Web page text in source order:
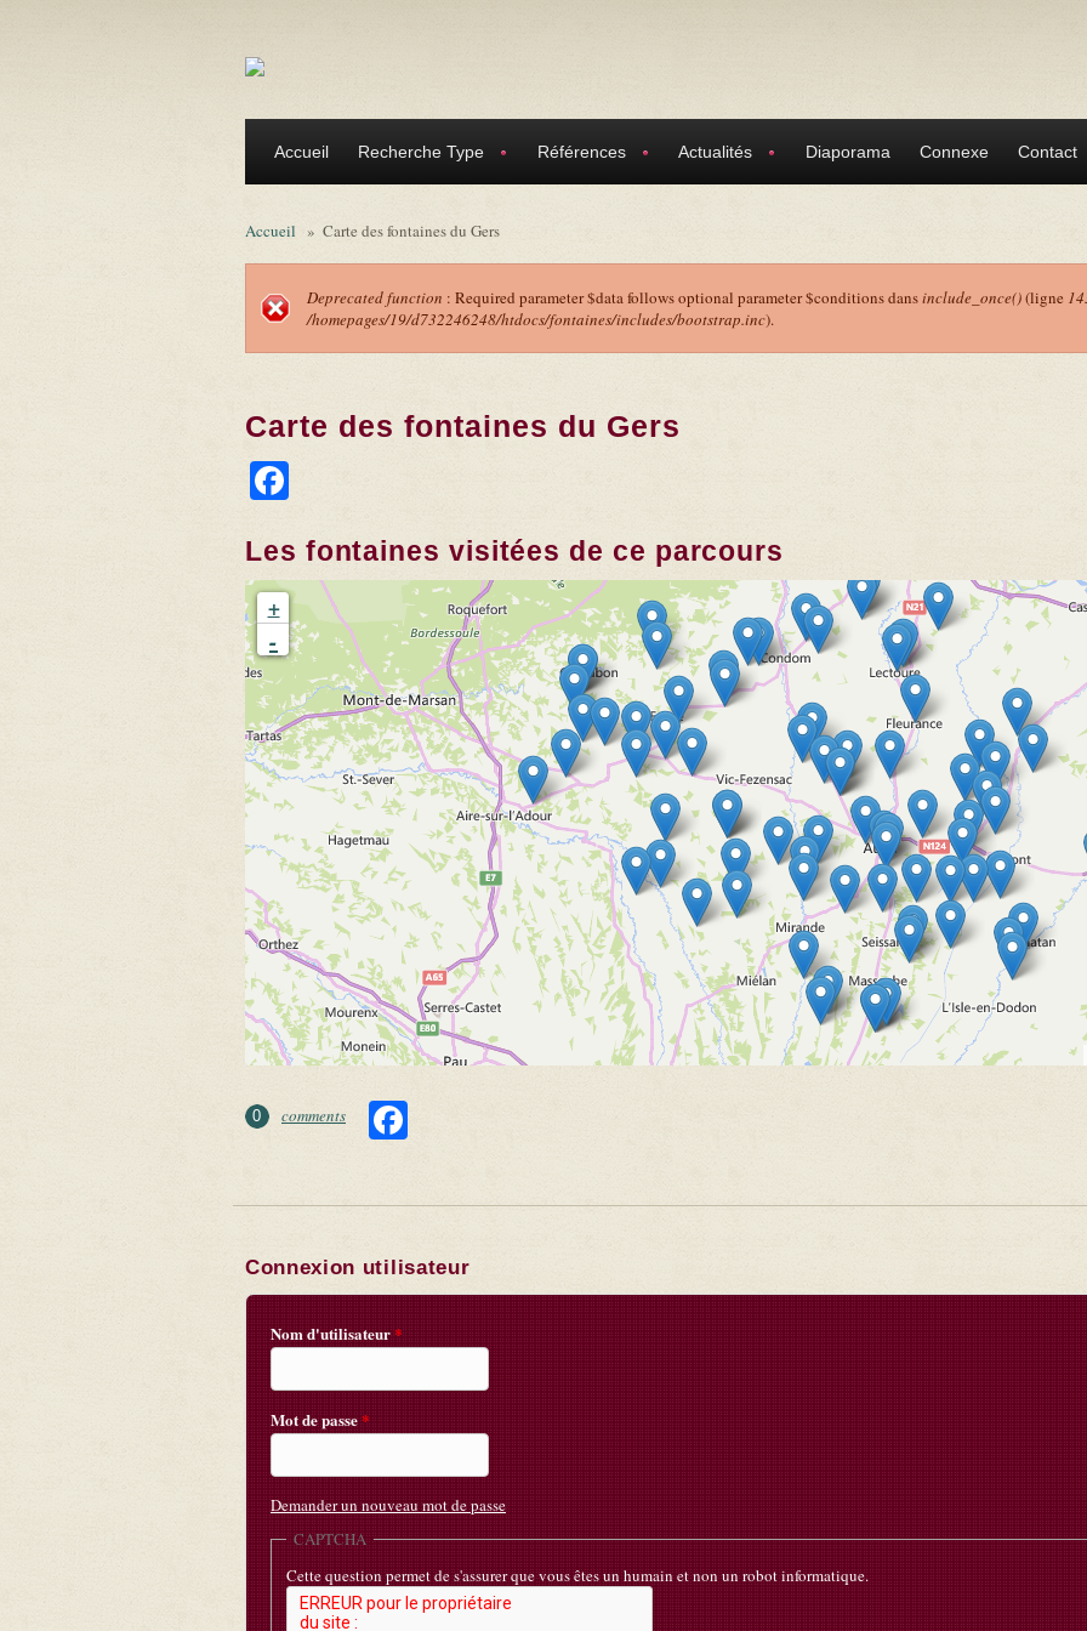
Accueil Recherche Type Références Actualités Diaporama Connexe Contact
Accueil » Carte des fontaines du Gers
Message d'erreur
Deprecated function : Required parameter $data follows optional parameter $conditions dansinclude_once()(ligne
/homepages/19/d732246248/htdocs/fontaines/includes/bootstrap.inc).
Carte des fontaines du Gers
Les fontaines visitées de ce parcours
+
-
0 comments
Connexion utilisateur
Nom d'utilisateur*
Mot de passe*
Demander un nouveau mot de passe
CAPTCHA
Cette question permet de s'assurer que vous êtes un humain et non un robot informatique.